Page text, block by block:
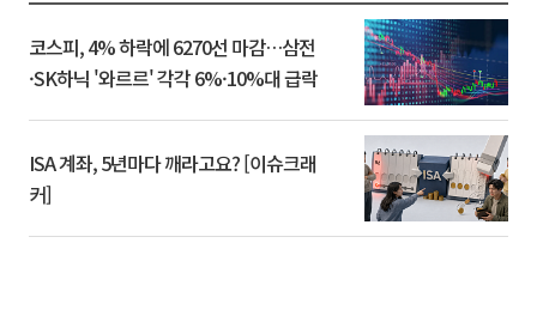
코스피, 4% 하락에 6270선 마감…삼전
·SK하닉 '와르르' 각각 6%·10%대 급락
ISA 계좌, 5년마다 깨라고요? [이슈크래
커]